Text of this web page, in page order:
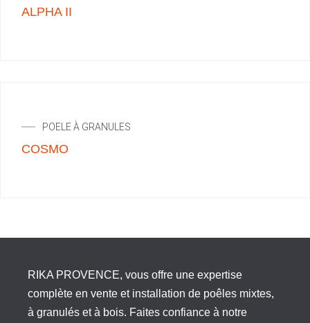
ALPHA II
POELE À GRANULES
COSMO
RIKA PROVENCE, vous offre une expertise
complète en vente et installation de poêles mixtes,
à granulés et à bois. Faites confiance à notre